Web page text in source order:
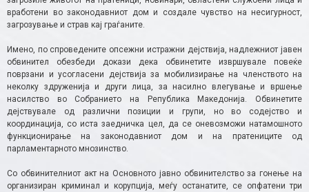
вработени во законодавниот дом и создале чувство на несигурност,
загрозување и страв кај граѓаните.
Имено, по спроведените опсежни истражни дејствија, надлежниот јавен
обвинител обезбеди докази дека обвинетите извршувале повеќе
поврзани и усогласени дејствија за мобилизирање на членството на
неколку здруженија и други лица, за насилно влегување и вршење
насилство во Собранието на Република Македонија. Обвинетите
дејствувале од различни позиции и групи, но во содејство и
координација, со иста заедничка цел, да се оневозможи натамошното
функционирање на законодавниот дом и на пратениците од
парламентарното мнозинство.
Со обвинителниот акт на Основното јавно обвинителство за гонење на
организиран криминал и корупција, меѓу останатите, се опфатени три